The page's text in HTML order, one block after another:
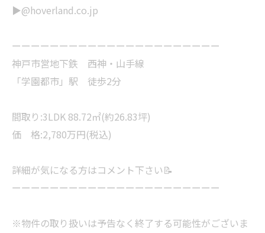
▶︎@hoverland.co.jp
ーーーーーーーーーーーーーーーーーーーーーー
神戸市営地下鉄 西神・山手線
「学園都市」駅 徒歩2分
間取り:3LDK 88.72㎡(約26.83坪)
価 格:2,780万円(税込)
詳細が気になる方はコメント下さい📝
ーーーーーーーーーーーーーーーーーーーーーー
※物件の取り扱いは予告なく終了する可能性がございま